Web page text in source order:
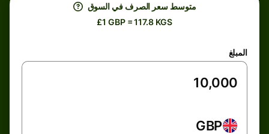
متوسط ​​سعر الصرف في السوق
£1 GBP = 117.8 KGS
المبلغ
GBP